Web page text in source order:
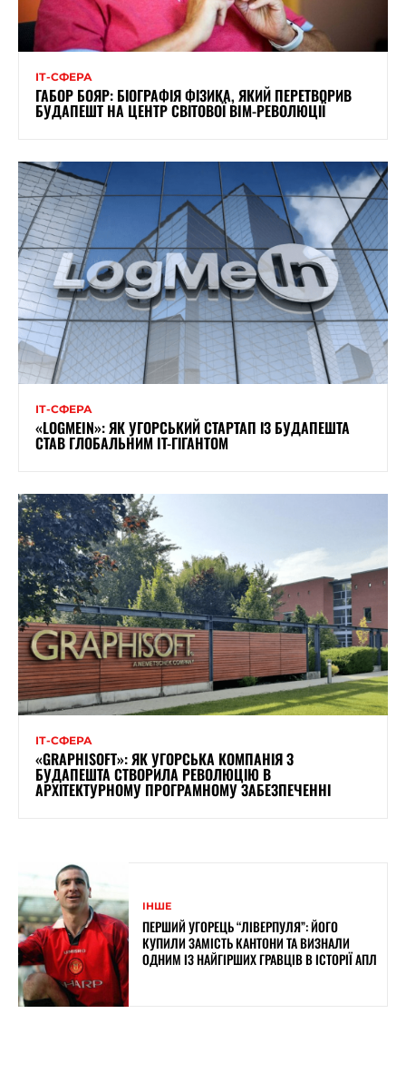
ІТ-СФЕРА
ГАБОР БОЯР: БІОГРАФІЯ ФІЗИКА, ЯКИЙ ПЕРЕТВОРИВ
БУДАПЕШТ НА ЦЕНТР СВІТОВОЇ BIM-РЕВОЛЮЦІЇ
ІТ-СФЕРА
«LOGMEIN»: ЯК УГОРСЬКИЙ СТАРТАП ІЗ БУДАПЕШТА
СТАВ ГЛОБАЛЬНИМ IT-ГІГАНТОМ
ІТ-СФЕРА
«GRAPHISOFT»: ЯК УГОРСЬКА КОМПАНІЯ З
БУДАПЕШТА СТВОРИЛА РЕВОЛЮЦІЮ В
АРХІТЕКТУРНОМУ ПРОГРАМНОМУ ЗАБЕЗПЕЧЕННІ
ІНШЕ
ПЕРШИЙ УГОРЕЦЬ “ЛІВЕРПУЛЯ”: ЙОГО
КУПИЛИ ЗАМІСТЬ КАНТОНИ ТА ВИЗНАЛИ
ОДНИМ ІЗ НАЙГІРШИХ ГРАВЦІВ В ІСТОРІЇ АПЛ